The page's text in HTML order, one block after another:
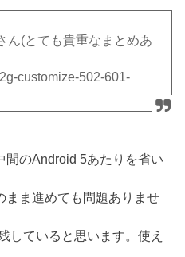
ん(とても貴重なまとめあ
customize-502-601-
間のAndroid 5あたりを省い
まま進めても問題ありませ
していると思います。使え